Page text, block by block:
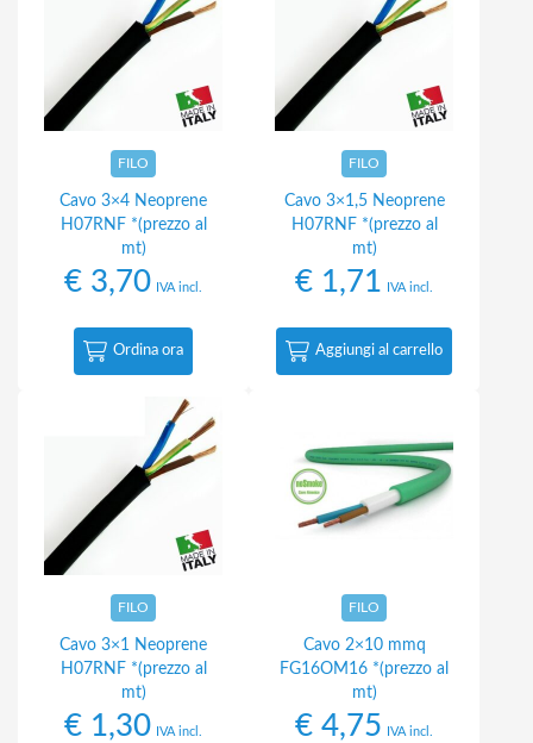
FILO
Cavo 3×4 Neoprene
H07RNF *(prezzo al
mt)
€ 3,70 IVA incl.
Ordina ora
FILO
Cavo 3×1,5 Neoprene
H07RNF *(prezzo al
mt)
€ 1,71 IVA incl.
Aggiungi al carrello
FILO
Cavo 3×1 Neoprene
H07RNF *(prezzo al
mt)
€ 1,30 IVA incl.
FILO
Cavo 2×10 mmq
FG16OM16 *(prezzo al
mt)
€ 4,75 IVA incl.